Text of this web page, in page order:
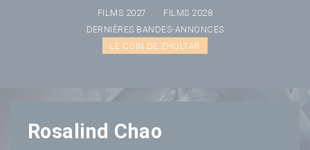
FILMS 2027
FILMS 2028
DERNIÈRES BANDES-ANNONCES
LE COIN DE ZHOLTAR
Rosalind Chao